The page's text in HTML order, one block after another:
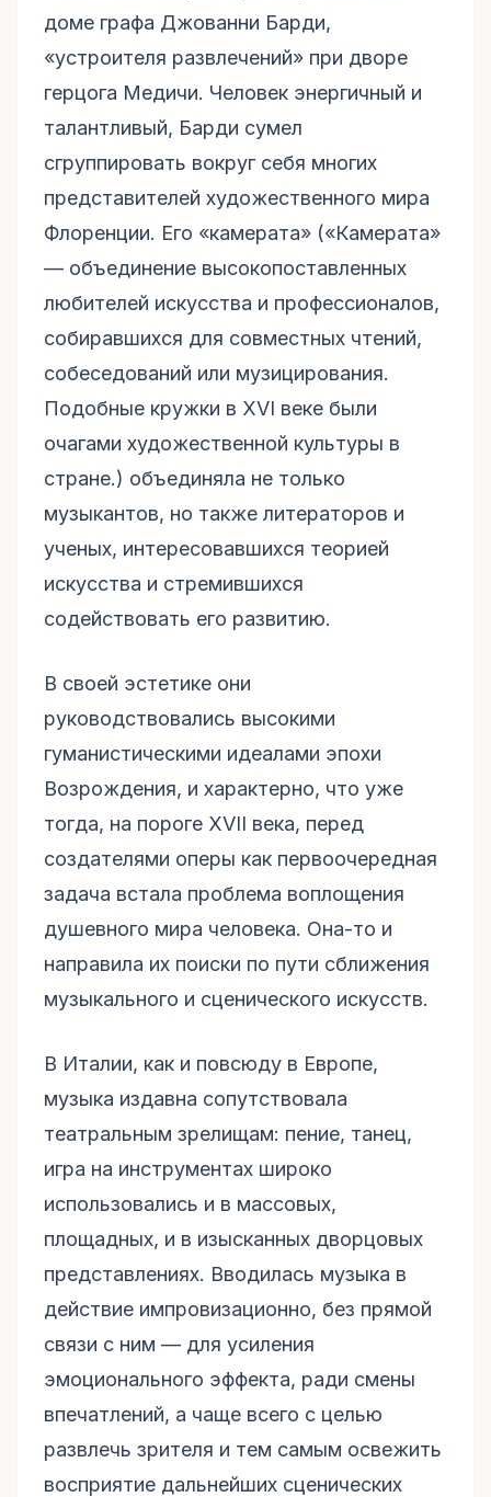
доме графа Джованни Барди,
«устроителя развлечений» при дворе
герцога Медичи. Человек энергичный и
талантливый, Барди сумел
сгруппировать вокруг себя многих
представителей художественного мира
Флоренции. Его «камерата» («Камерата»
— объединение высокопоставленных
любителей искусства и профессионалов,
собиравшихся для совместных чтений,
собеседований или музицирования.
Подобные кружки в XVI веке были
очагами художественной культуры в
стране.) объединяла не только
музыкантов, но также литераторов и
ученых, интересовавшихся теорией
искусства и стремившихся
содействовать его развитию.
В своей эстетике они
руководствовались высокими
гуманистическими идеалами эпохи
Возрождения, и характерно, что уже
тогда, на пороге XVII века, перед
создателями оперы как первоочередная
задача встала проблема воплощения
душевного мира человека. Она-то и
направила их поиски по пути сближения
музыкального и сценического искусств.
В Италии, как и повсюду в Европе,
музыка издавна сопутствовала
театральным зрелищам: пение, танец,
игра на инструментах широко
использовались и в массовых,
площадных, и в изысканных дворцовых
представлениях. Вводилась музыка в
действие импровизационно, без прямой
связи с ним — для усиления
эмоционального эффекта, ради смены
впечатлений, а чаще всего с целью
развлечь зрителя и тем самым освежить
восприятие дальнейших сценических